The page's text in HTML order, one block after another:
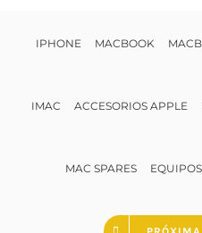
IPHONE MACBOOK
IMAC ACCESORIOS APPLE
MAC SPARES